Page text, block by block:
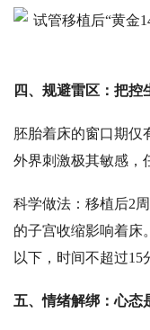
四、 规避雷区：把控
胚胎着床的窗口期仅
外界刺激极其敏感，
科学做法：移植后2
的子宫收缩影响着
以下，时间不超过
二手烟及化学污染源
五、情绪解绑：心态